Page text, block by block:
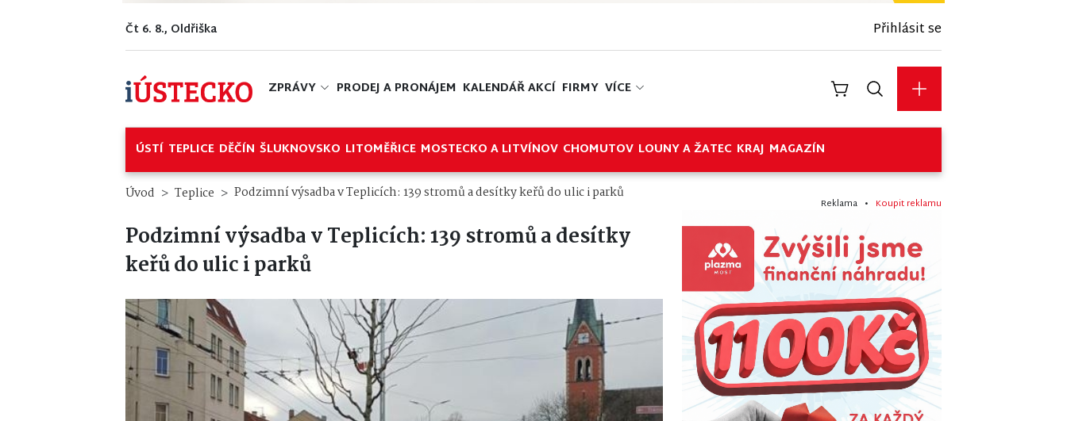
Čt 6. 8., Oldřiška Přihlásit se
ZPRÁVY PRODEJ A PRONÁJEM KALENDÁŘ AKCÍ FIRMY VÍCE
ÚSTÍ TEPLICE DĚČÍN ŠLUKNOVSKO LITOMĚŘICE MOSTECKO A LITVÍNOV CHOMUTOV LOUNY A ŽATEC KRAJ MAGAZÍN
Úvod Teplice Podzimní výsadba v Teplicích: 139 stromů a desítky keřů do ulic i parků
Podzimní výsadba v Teplicích: 139 stromů a desítky
keřů do ulic i parků
Reklama • Koupit reklamu